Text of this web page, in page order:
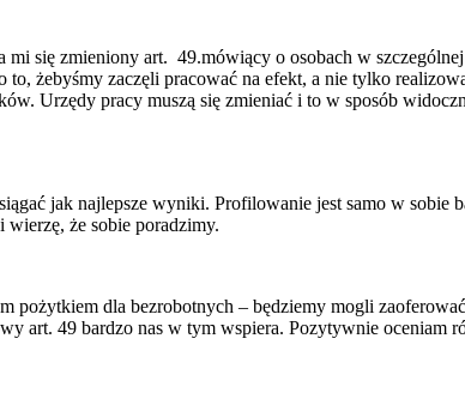
się zmieniony art. 49.mówiący o osobach w
żebyśmy zaczęli pracować na efekt, a nie tylko
Urzędy pracy muszą się zmieniać i to w sposób
jak najlepsze wyniki. Profilowanie jest samo w sobie
wierzę, że sobie poradzimy.
pożytkiem dla bezrobotnych – będziemy mogli
art. 49 bardzo nas w tym wspiera. Pozytywnie oceniam